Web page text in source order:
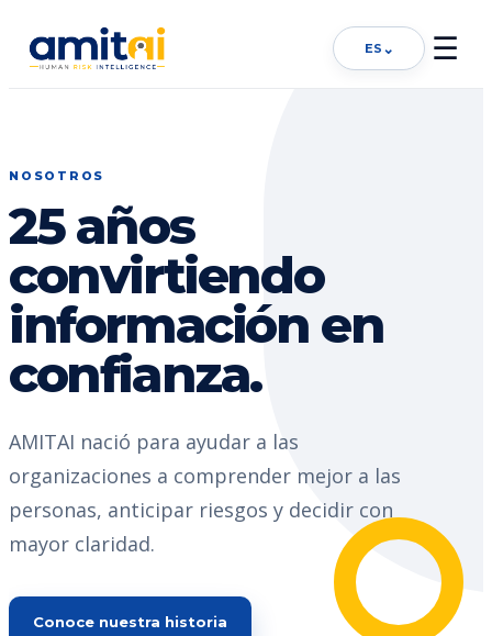
ES ⌄ ☰
NOSOTROS
25 años
convirtiendo
información en
confianza.
AMITAI nació para ayudar a las
organizaciones a comprender mejor a las
personas, anticipar riesgos y decidir con
mayor claridad.
Conoce nuestra historia